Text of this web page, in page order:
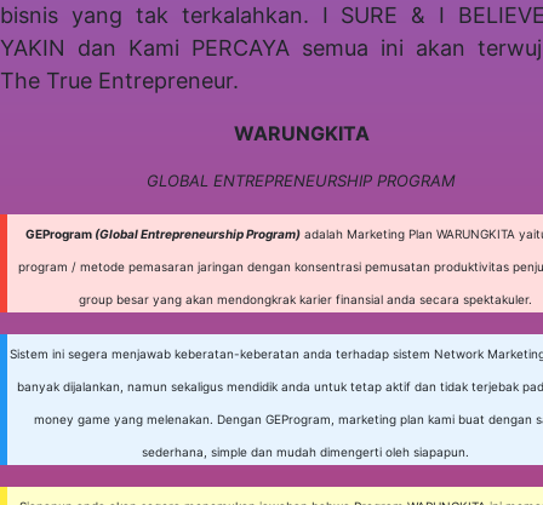
bisnis yang tak terkalahkan. I SURE & I
YAKIN dan Kami PERCAYA semua ini akan
The True Entrepreneur.
WARUNGKITA
GLOBAL ENTREPRENEURSHIP PROGRAM
GEProgram (Global Entrepreneurship Program) adalah Marketing Plan WARUNGKITA
program / metode pemasaran jaringan dengan konsentrasi pemusatan produktivitas
group besar yang akan mendongkrak karier finansial anda secara spektakuler.
Sistem ini segera menjawab keberatan-keberatan anda terhadap sistem Network
banyak dijalankan, namun sekaligus mendidik anda untuk tetap aktif dan tidak terjebak
money game yang melenakan. Dengan GEProgram, marketing plan kami buat dengan
sederhana, simple dan mudah dimengerti oleh siapapun.